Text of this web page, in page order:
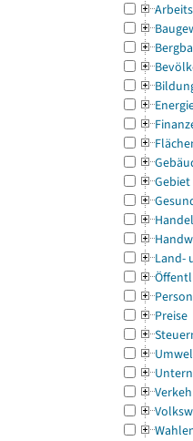
Gebiet
Land-
Preise